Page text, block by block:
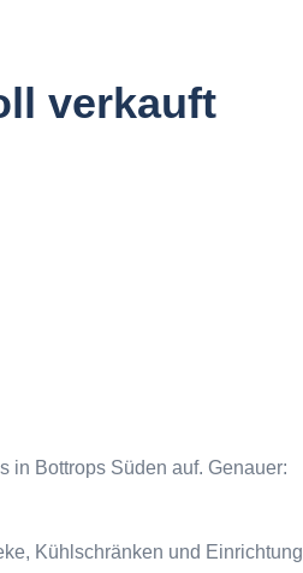
verkauft
in Bottrops Süden auf. Genauer:
Kühlschränken und Einrichtung